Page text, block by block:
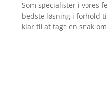
Som specialister i vores
bedste løsning i forhold
klar til at tage en snak